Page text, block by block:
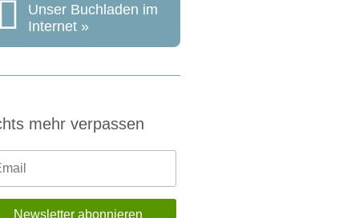
Unser Buchladen im
Internet »
mehr verpassen